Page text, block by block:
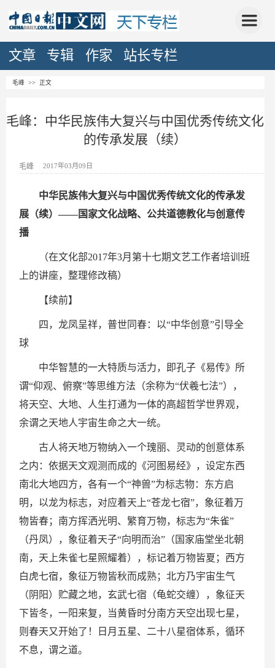
文章 专辑 作家 站长专栏
毛峰 >> 正文
毛峰：中华民族伟大复兴与中国优秀传统文化
的传承发展（续）
毛峰 2017年03月09日
中华民族伟大复兴与中国优秀传统文化的传承发
展（续）——国家文化战略、公共道德教化与创意传
播
（在文化部2017年3月第十七期文艺工作者培训班
上的讲座，整理修改稿）
【续前】
四，龙凤呈祥，普世同春：以“中华创意”引导全
球
中华智慧的一大特质与活力，即孔子《易传》所
谓“仰观、俯察”等思维方法（余称为“伏羲七法”），
将天空、大地、人生打通为一体的高超哲学世界观，
余谓之天地人宇宙生命之大一统。
古人将天地万物纳入一个瑰丽、灵动的创意体系
之内：依据天文观测而成的《河图易经》，设定东西
南北大地四方，各有一个“神兽”为标志物：东方启
明，以龙为标志，对应着天上“苍龙七宿”，象征着万
物皆春；南方挥洒光明、繁育万物，标志为“朱雀”
（丹凤），象征着天子“向明而治”（国家庙堂坐北朝
南，天上朱雀七星照耀着），标记着万物皆夏；西方
白虎七宿，象征万物皆秋而成熟；北方乃宇宙生气
（阴阳）贮藏之地，玄武七宿（龟蛇交缠），象征天
下皆冬，一阳来复，当黄昏时分南方天空出现七星，
则春天又开始了！日月五星、二十八星宿体系，循环
不息，谓之道。